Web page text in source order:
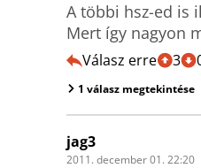
A többi hsz-ed is
Mert így nagyon
Válasz erre 3
1 válasz megtekintése
jag3
2011. december 01. 22:20